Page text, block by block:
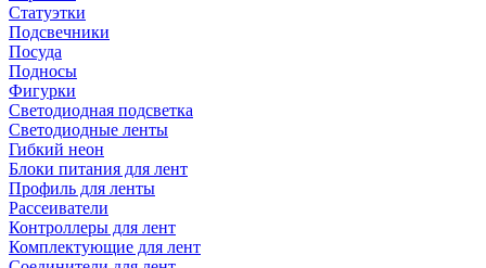
Статуэтки
Подсвечники
Посуда
Подносы
Фигурки
Светодиодная подсветка
Светодиодные ленты
Гибкий неон
Блоки питания для лент
Профиль для ленты
Рассеиватели
Контроллеры для лент
Комплектующие для лент